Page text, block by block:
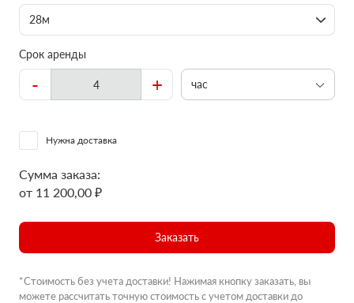
28м
Срок аренды
- + час
Нужна доставка
Сумма заказа:
от 11 200,00 ₽
Заказать
*Стоимость без учета доставки! Нажимая кнопку заказать, вы
можете рассчитать точную стоимость с учетом доставки до